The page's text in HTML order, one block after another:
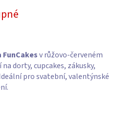
v růžovo-červeném
dorty, cupcakes, zákusky,
pro svatební, valentýnské